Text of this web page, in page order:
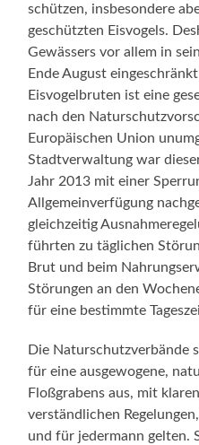
schützen, insbesondere
geschützten Eisvogels.
Gewässers vor allem in
Ende August
Eisvogelbruten ist eine
nach den
Europäischen Union
Stadtverwaltung war
Jahr 2013 mit einer
Allgemeinverfügung
gleichzeitig
führten zu täglichen
Brut und beim
Störungen an den
für eine bestimmte
Die Naturschutzverbände
für eine ausgewogene,
Floßgrabens aus, mit
verständlichen
und für jedermann gelten.